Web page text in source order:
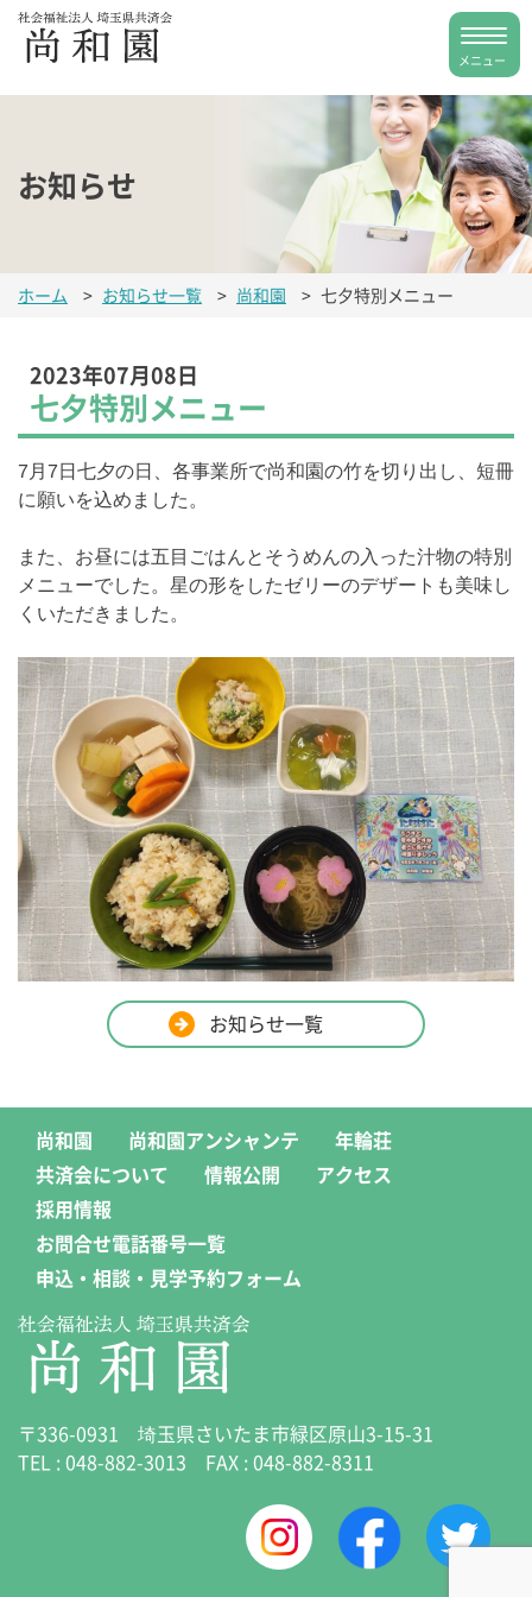
お知らせ
ホーム > お知らせ一覧 > 尚和園 > 七夕特別メニュー
2023年07月08日
七夕特別メニュー
7月7日七夕の日、各事業所で尚和園の竹を切り出し、短冊
に願いを込めました。
また、お昼には五目ごはんとそうめんの入った汁物の特別
メニューでした。星の形をしたゼリーのデザートも美味し
くいただきました。
お知らせ一覧
尚和園 尚和園アンシャンテ
年輪荘
共済会について
情報公開
アクセス
採用情報
お問合せ電話番号一覧
申込・相談・見学予約フォーム
〒336-0931 埼玉県さいたま市緑区原山3-15-31
TEL :048-882-3013 FAX : 048-882-8311